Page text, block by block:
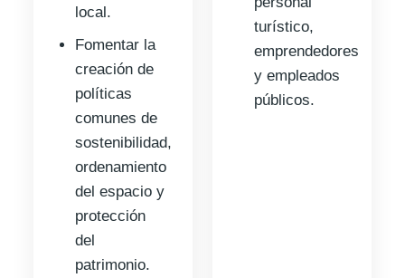
local.
Fomentar la
creación de
políticas
comunes de
sostenibilidad,
ordenamiento
del espacio y
protección
del
patrimonio.
turístico,
emprendedores
y empleados
públicos.